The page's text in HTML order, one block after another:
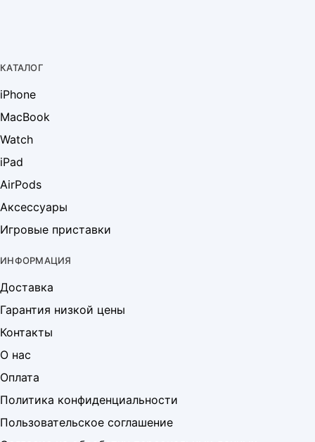
КАТАЛОГ
iPhone
MacBook
Watch
iPad
AirPods
Аксессуары
Игровые приставки
ИНФОРМАЦИЯ
Доставка
Гарантия низкой цены
Контакты
О нас
Оплата
Политика конфиденциальности
Пользовательское соглашение